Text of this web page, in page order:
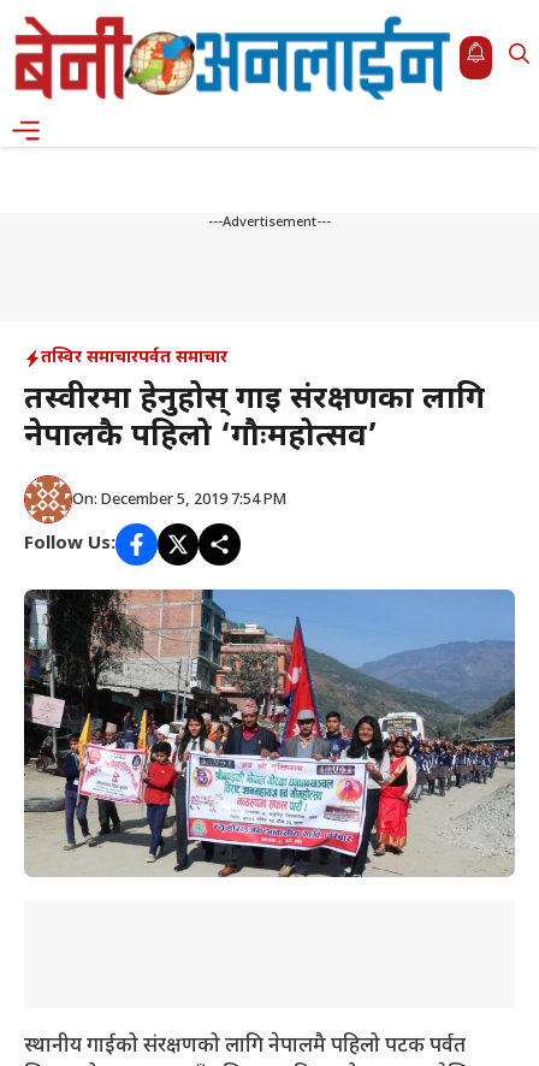
Skip
to
content
---Advertisement---
तस्विर समाचारपर्वत समाचार
तस्वीरमा हेनुहोस् गाई संरक्षणका लागि
नेपालकै पहिलो ‘गौःमहोत्सव’
On: December 5, 2019 7:54 PM
Follow Us:
स्थानीय गाईको संरक्षणको लागि नेपालमै पहिलो पटक पर्वत